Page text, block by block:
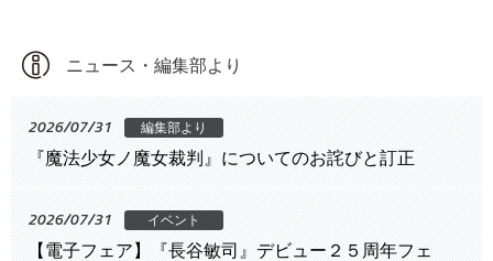
ニュース・編集部より
2026/07/31 編集部より
『魔法少女ノ魔女裁判』についてのお詫びと訂正
2026/07/31 イベント
【電子フェア】『長谷敏司』デビュー２５周年フェ